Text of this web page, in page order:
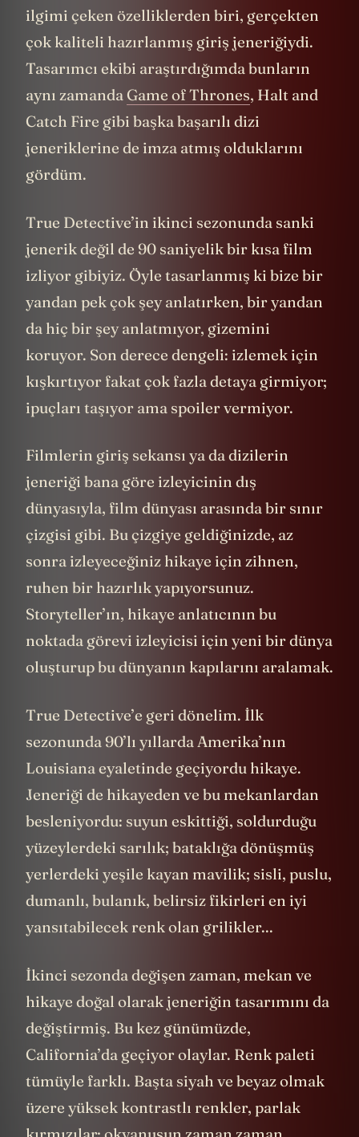
ilgimi çeken özelliklerden biri, gerçekten
çok kaliteli hazırlanmış giriş jeneriğiydi.
Tasarımcı ekibi araştırdığımda bunların
aynı zamanda Game of Thrones, Halt and
Catch Fire gibi başka başarılı dizi
jeneriklerine de imza atmış olduklarını
gördüm.
True Detective’in ikinci sezonunda sanki
jenerik değil de 90 saniyelik bir kısa film
izliyor gibiyiz. Öyle tasarlanmış ki bize bir
yandan pek çok şey anlatırken, bir yandan
da hiç bir şey anlatmıyor, gizemini
koruyor. Son derece dengeli: izlemek için
kışkırtıyor fakat çok fazla detaya girmiyor;
ipuçları taşıyor ama spoiler vermiyor.
Filmlerin giriş sekansı ya da dizilerin
jeneriği bana göre izleyicinin dış
dünyasıyla, film dünyası arasında bir sınır
çizgisi gibi. Bu çizgiye geldiğinizde, az
sonra izleyeceğiniz hikaye için zihnen,
ruhen bir hazırlık yapıyorsunuz.
Storyteller’ın, hikaye anlatıcının bu
noktada görevi izleyicisi için yeni bir dünya
oluşturup bu dünyanın kapılarını aralamak.
True Detective’e geri dönelim. İlk
sezonunda 90’lı yıllarda Amerika’nın
Louisiana eyaletinde geçiyordu hikaye.
Jeneriği de hikayeden ve bu mekanlardan
besleniyordu: suyun eskittiği, soldurduğu
yüzeylerdeki sarılık; bataklığa dönüşmüş
yerlerdeki yeşile kayan mavilik; sisli, puslu,
dumanlı, bulanık, belirsiz fikirleri en iyi
yansıtabilecek renk olan grilikler...
İkinci sezonda değişen zaman, mekan ve
hikaye doğal olarak jeneriğin tasarımını da
değiştirmiş. Bu kez günümüzde,
California’da geçiyor olaylar. Renk paleti
tümüyle farklı. Başta siyah ve beyaz olmak
üzere yüksek kontrastlı renkler, parlak